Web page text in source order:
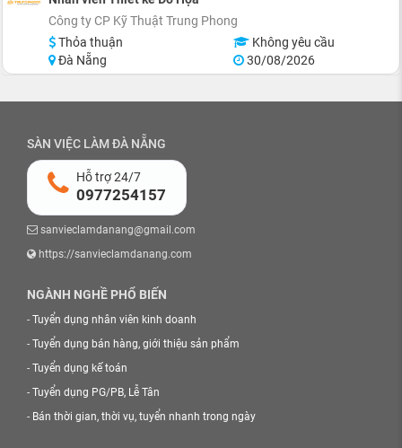
Công ty CP Kỹ Thuật Trung Phong
Thỏa thuận
Không yêu cầu
Đà Nẵng
30/08/2026
SÀN VIỆC LÀM ĐÀ NẴNG
Hỗ trợ 24/7
0977254157
sanvieclamdanang@gmail.com
https://sanvieclamdanang.com
NGÀNH NGHỀ PHỔ BIẾN
- Tuyển dụng nhân viên kinh doanh
- Tuyển dụng bán hàng, giới thiệu sản phẩm
- Tuyển dụng kế toán
- Tuyển dụng PG/PB, Lễ Tân
- Bán thời gian, thời vụ, tuyển nhanh trong ngày